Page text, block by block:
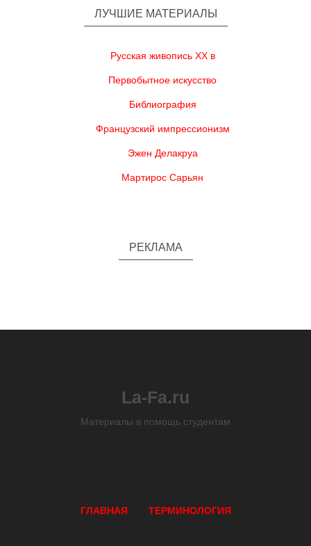
ЛУЧШИЕ МАТЕРИАЛЫ
Русская живопись XX в
Первобытное искусство
Библиография
Французский импрессионизм
Эжен Делакруа
Мартирос Сарьян
РЕКЛАМА
La-Fa.ru
Материалы в помощь студентам
ГЛАВНАЯ ТЕРМИНОЛОГИЯ